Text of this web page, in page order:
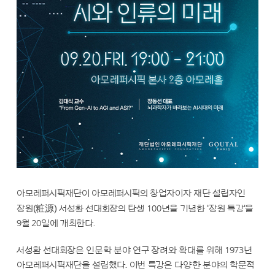
아모레퍼시픽재단이 아모레퍼시픽의 창업자이자 재단 설립자인
장원 (粧源) 서성환 선대회장의 탄생 100년을 기념한 '장원 특강'을
9월 20일에 개최한다.
서성환 선대회장은 인문학 분야 연구 장려와 확대를 위해 1973년
아모레퍼시픽재단을 설립했다. 이번 특강은 다양한 분야의 학문적